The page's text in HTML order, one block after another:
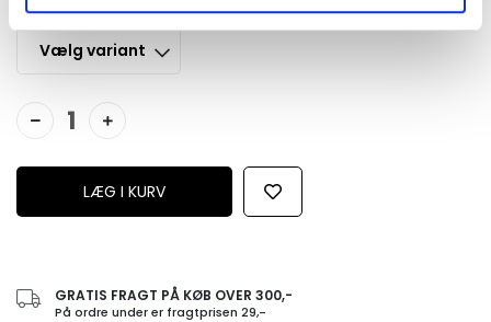
GRATIS FRAGT PÅ KØB OVER 300,-
På ordre under er fragtprisen 29,-